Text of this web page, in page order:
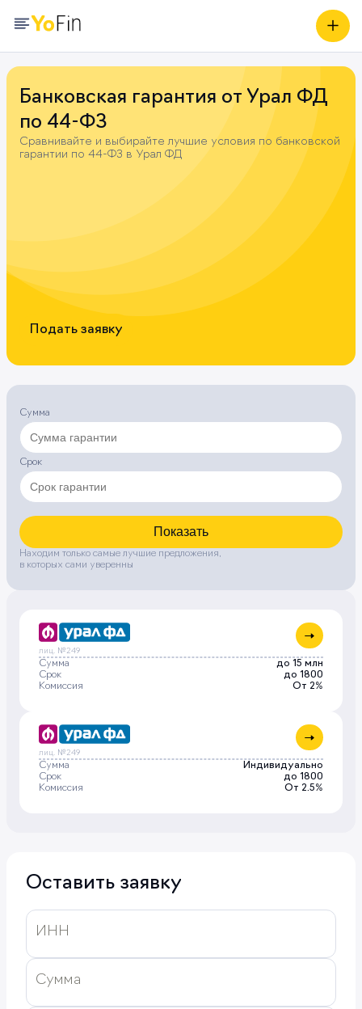
Банковская гарантия от Урал ФД
по 44-ФЗ
Сравнивайте и выбирайте лучшие условия по банковской
гарантии по 44-ФЗ в Урал ФД
Подать заявку
Сумма
Срок
Показать
Находим только самые лучшие предложения,
в которых сами уверенны
лиц. №249
Сумма
до 15 млн
Срок
до 1800
Комиссия
От 2%
лиц. №249
Сумма
Индивидуально
Срок
до 1800
Комиссия
От 2.5%
Оставить заявку
ИНН
Сумма